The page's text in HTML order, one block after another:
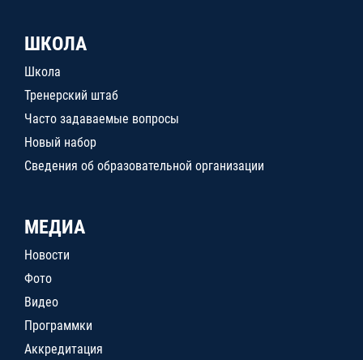
ШКОЛА
Школа
Тренерский штаб
Часто задаваемые вопросы
Новый набор
Сведения об образовательной организации
МЕДИА
Новости
Фото
Видео
Программки
Аккредитация